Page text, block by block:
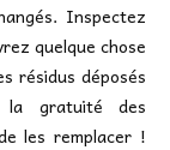
Inspectez
quelque chose
résidus déposés
la gratuité des
les remplacer !